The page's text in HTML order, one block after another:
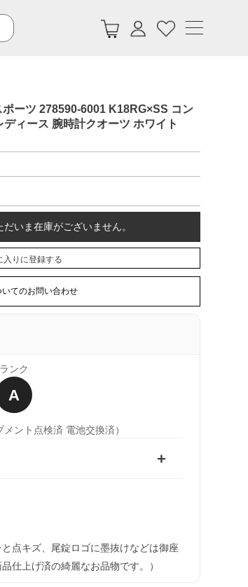
ーツ 278590-6001 K18RG×SS コン
ィース 腕時計クオーツ ホワイト
いま在庫がございません。
入りに登録する
いてのお問い合わせ
ランク
A
メント点検済 電池交換済）
点キズ、尾錠ロゴに墨抜けなどは御座
仕上げ済の綺麗なお品物です。）